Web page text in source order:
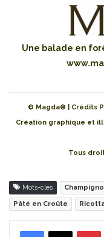
Une balade en
© Magda® | Crédits
Création graphique et
Tous
Mots-clés
Pâté en Croûte